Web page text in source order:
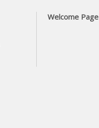
Welcome Page